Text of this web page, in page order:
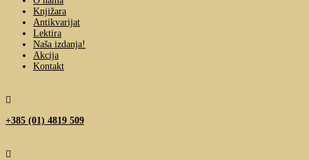
Knjižara
Antikvarijat
Lektira
Naša izdanja!
Akcija
Kontakt

+385 (01) 4819 509
